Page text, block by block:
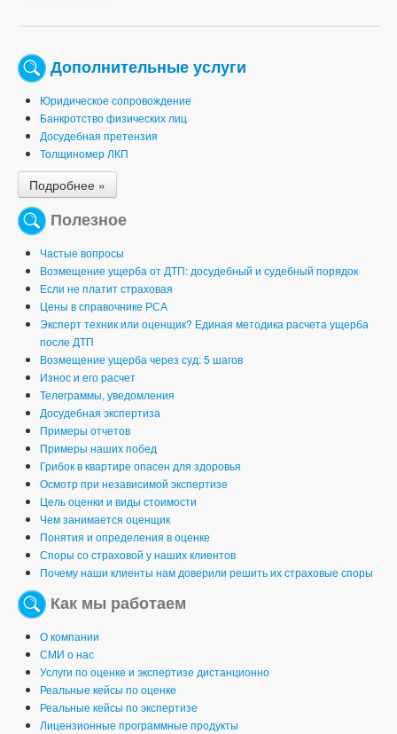
Дополнительные услуги
Юридическое сопровождение
Банкротство физических лиц
Досудебная претензия
Толщиномер ЛКП
Подробнее »
Полезное
Частые вопросы
Возмещение ущерба от ДТП: досудебный и судебный порядок
Если не платит страховая
Цены в справочнике РСА
Эксперт техник или оценщик? Единая методика расчета ущерба
после ДТП
Возмещение ущерба через суд: 5 шагов
Износ и его расчет
Телеграммы, уведомления
Досудебная экспертиза
Примеры отчетов
Примеры наших побед
Грибок в квартире опасен для здоровья
Осмотр при независимой экспертизе
Цель оценки и виды стоимости
Чем занимается оценщик
Понятия и определения в оценке
Споры со страховой у наших клиентов
Почему наши клиенты нам доверили решить их страховые споры
Как мы работаем
О компании
СМИ о нас
Услуги по оценке и экспертизе дистанционно
Реальные кейсы по оценке
Реальные кейсы по экспертизе
Лицензионные программные продукты